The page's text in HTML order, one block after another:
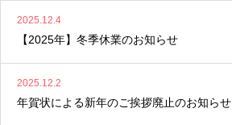
2025.12.4
【2025年】冬季休業のお知らせ
2025.12.2
年賀状による新年のご挨拶廃止のお知らせ